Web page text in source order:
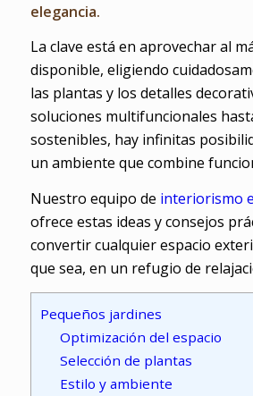
elegancia.
La clave está en aprovechar al
disponible, eligiendo
las plantas y los detalles
soluciones multifuncionales
sostenibles, hay infinitas
un ambiente que combine
Nuestro equipo de interiorismo
ofrece estas ideas y consejos
convertir cualquier espacio
que sea, en un refugio de
Pequeños jardines
Optimización del espacio
Selección de plantas
Estilo y ambiente